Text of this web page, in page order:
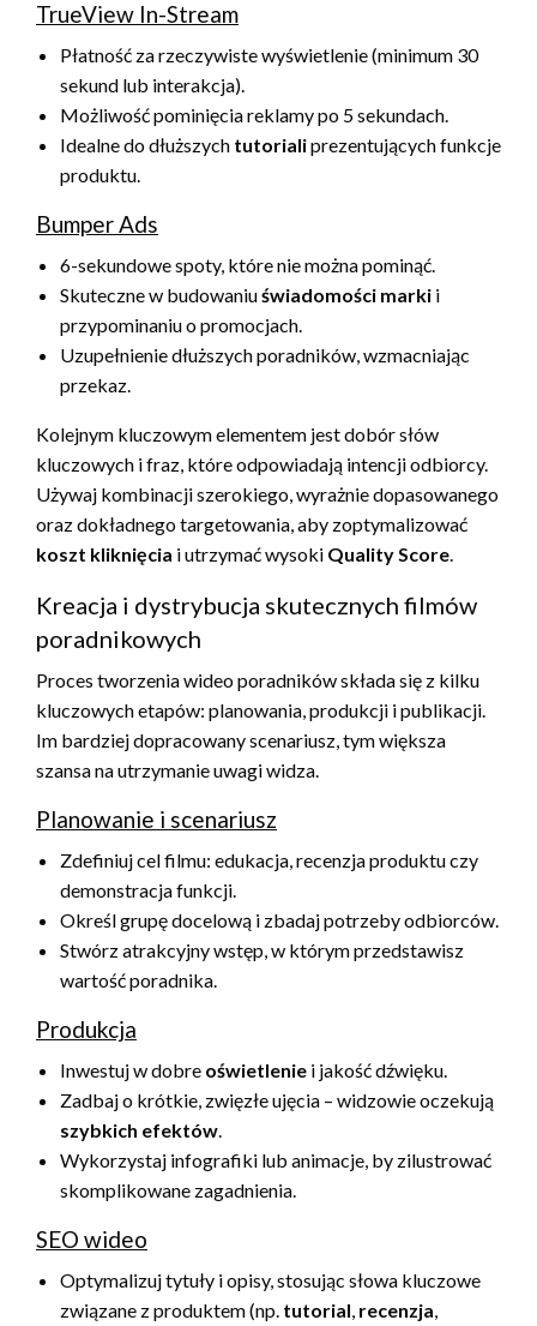
TrueView In-Stream
Płatność za rzeczywiste wyświetlenie (minimum 30
sekund lub interakcja).
Możliwość pominięcia reklamy po 5 sekundach.
Idealne do dłuższych tutorialiprezentujących funkcje
produktu.
Bumper Ads
6-sekundowe spoty, które nie można pominąć.
Skuteczne w budowaniuświadomości marki i
przypominaniu o promocjach.
Uzupełnienie dłuższych poradników, wzmacniając
przekaz.
Kolejnym kluczowym elementem jest dobór słów
kluczowych i fraz, które odpowiadają intencji odbiorcy.
Używaj kombinacji szerokiego, wyrażnie dopasowanego
oraz dokładnego targetowania, aby zoptymalizować
koszt kliknięcia i utrzymać wysoki Quality Score.
Kreacja i dystrybucja skutecznych filmów
poradnikowych
Proces tworzenia wideo poradników składa się z kilku
kluczowych etapów: planowania, produkcji i publikacji.
Im bardziej dopracowany scenariusz, tym większa
szansa na utrzymanie uwagi widza.
Planowanie i scenariusz
Zdefiniuj cel filmu: edukacja, recenzja produktu czy
demonstracja funkcji.
Określ grupę docelową i zbadaj potrzeby odbiorców.
Stwórz atrakcyjny wstęp, w którym przedstawisz
wartość poradnika.
Produkcja
Inwestuj w dobre oświetlenie i jakość dźwięku.
Zadbaj o krótkie, zwięzłe ujęcia – widzowie oczekują
szybkich efektów.
Wykorzystaj infografiki lub animacje, by zilustrować
skomplikowane zagadnienia.
SEO wideo
Optymalizuj tytuły i opisy, stosując słowa kluczowe
związane z produktem (np. tutorial, recenzja,